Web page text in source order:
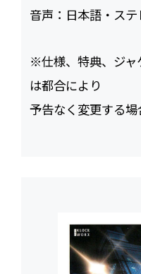
音声： 日本語・ステ
※仕様、特典、ジャ
は都合により
予告なく変更する場